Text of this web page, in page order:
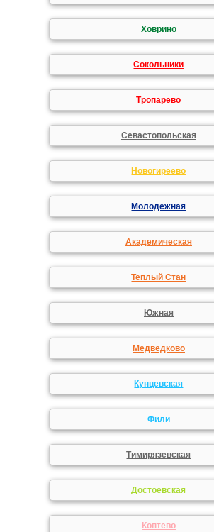
Ховрино
Сокольники
Тропарево
Севастопольская
Новогиреево
Молодежная
Академическая
Теплый Стан
Южная
Медведково
Кунцевская
Фили
Тимирязевская
Достоевская
Коптево